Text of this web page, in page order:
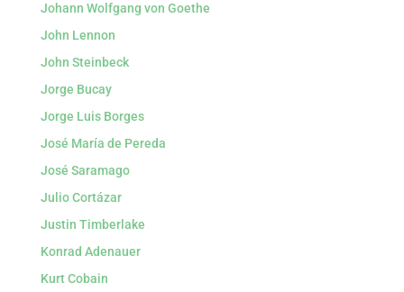
Johann Wolfgang von Goethe
John Lennon
John Steinbeck
Jorge Bucay
Jorge Luis Borges
José María de Pereda
José Saramago
Julio Cortázar
Justin Timberlake
Konrad Adenauer
Kurt Cobain